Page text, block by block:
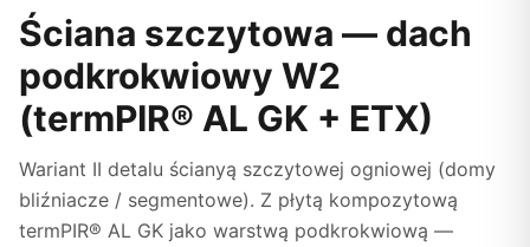
Ściana szczytowa — dach
podkrokwiowy W2
(termPIR® AL GK + ETX)
Wariant II detalu ścianyą szczytowej ogniowej (domy
bliźniacze / segmentowe). Z płytą kompozytową
termPIR® AL GK jako warstwą podkrokwiową —